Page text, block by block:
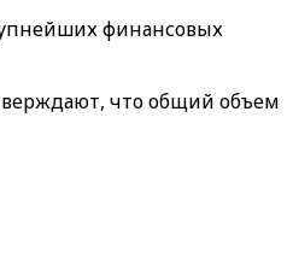
финансовых
что общий объем